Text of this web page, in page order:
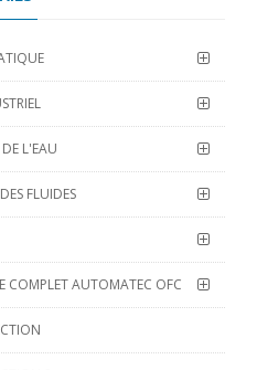
L'EAU
FLUIDES
COMPLET AUTOMATEC OFC